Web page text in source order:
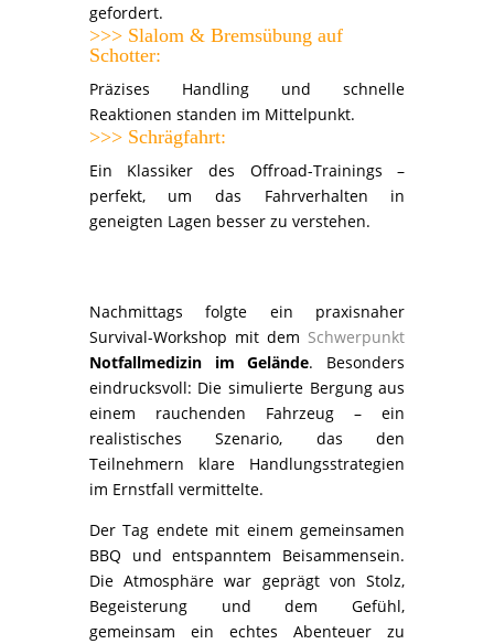
gefordert.
>>> Slalom & Bremsübung auf
Schotter:
Präzises Handling und schnelle
Reaktionen standen im Mittelpunkt.
>>> Schrägfahrt:
Ein Klassiker des Offroad-Trainings –
perfekt, um das Fahrverhalten in
geneigten Lagen besser zu verstehen.
Nachmittags folgte ein praxisnaher
Survival-Workshop mit dem Schwerpunkt
Notfallmedizin im Gelände. Besonders
eindrucksvoll: Die simulierte Bergung aus
einem rauchenden Fahrzeug – ein
realistisches Szenario, das den
Teilnehmern klare Handlungsstrategien
im Ernstfall vermittelte.
Der Tag endete mit einem gemeinsamen
BBQ und entspanntem Beisammensein.
Die Atmosphäre war geprägt von Stolz,
Begeisterung und dem Gefühl,
gemeinsam ein echtes Abenteuer zu